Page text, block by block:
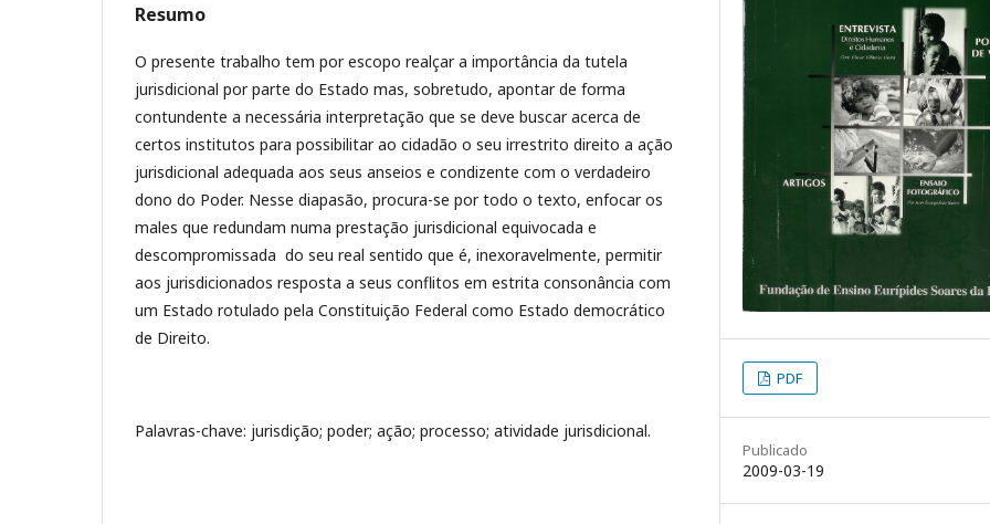
Resumo
O presente trabalho tem por escopo realçar a importância da tutela
jurisdicional por parte do Estado mas, sobretudo, apontar de forma
contundente a necessária interpretação que se deve buscar acerca de
certos institutos para possibilitar ao cidadão o seu irrestrito direito a ação
jurisdicional adequada aos seus anseios e condizente com o verdadeiro
dono do Poder. Nesse diapasão, procura-se por todo o texto, enfocar os
males que redundam numa prestação jurisdicional equivocada e
descompromissada do seu real sentido que é, inexoravelmente, permitir
aos jurisdicionados resposta a seus conflitos em estrita consonância com
um Estado rotulado pela Constituição Federal como Estado democrático
de Direito.
Palavras-chave: jurisdição; poder; ação; processo; atividade jurisdicional.
PDF
Publicado
2009-03-19